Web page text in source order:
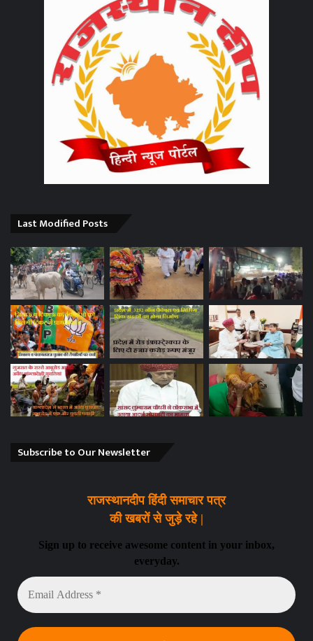
Last Modified Posts
Subscribe to Our Newsletter
राजस्थानदीप हिंदी समाचार पत्र
की खबरों से जुड़े रहे |
Sign up to receive awesome content in your inbox,
everyday.
Email
Address
*